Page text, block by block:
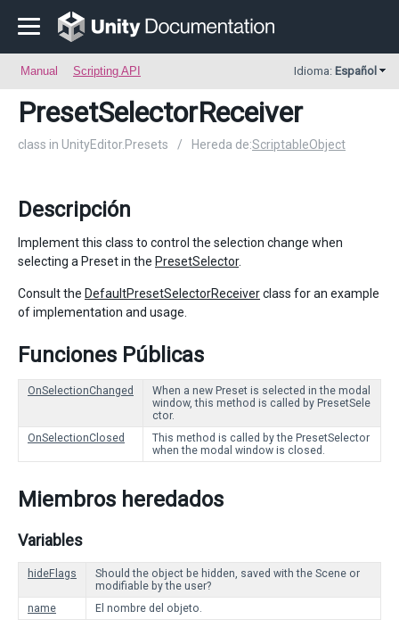
Manual Scripting API Idioma: Español
PresetSelectorReceiver
class in UnityEditor.Presets / Hereda de:ScriptableObject
Descripción
Implement this class to control the selection change when
selecting a Preset in the PresetSelector.
Consult the DefaultPresetSelectorReceiverclass for an example
of implementation and usage.
Funciones Públicas
OnSelectionChanged
When a new Preset is selected in the modal
window, this method is called by PresetSele
ctor.
OnSelectionClosed
This method is called by the PresetSelector
when the modal window is closed.
Miembros heredados
Variables
hideFlags
Should the object be hidden, saved with the Scene or
modifiable by the user?
name
El nombre del objeto.